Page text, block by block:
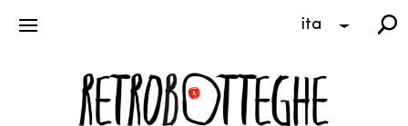
ita